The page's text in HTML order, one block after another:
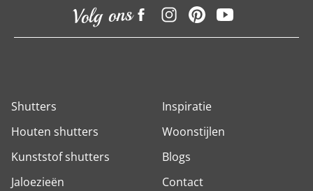
Volg ons
Shutters
Houten shutters
Kunststof shutters
Jaloezieën
Inspiratie
Woonstijlen
Blogs
Contact